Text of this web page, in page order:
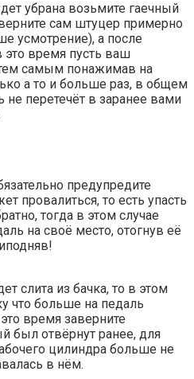
убрана возьмите гаечный
сам штуцер примерно
усмотрение), а после
это время пусть ваш
самым понажимав на
а то и больше раз, в общем
не перетечёт в заранее вами
предупредите
провалиться, то есть упасть
тогда в этом случае
на своё место, отогнув её
слита из бачка, то в этом
что больше на педаль
время заверните
был отвёрнут ранее, для
цилиндра больше не
в нём.